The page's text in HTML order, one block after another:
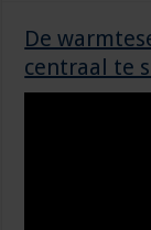
De
centraal te